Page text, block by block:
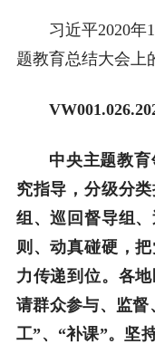
习近平2020年
题教育总结大会上
中央主题教
究指导，分级分
组、巡回督导组
则、动真碰硬，
力传递到位。各
请群众参与、监督
工”、“补课”。坚